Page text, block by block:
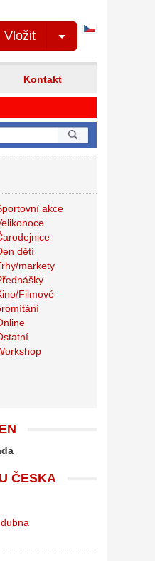
Vložit
Kontakt
akce
dětí
markety
Filmové
ČESKA